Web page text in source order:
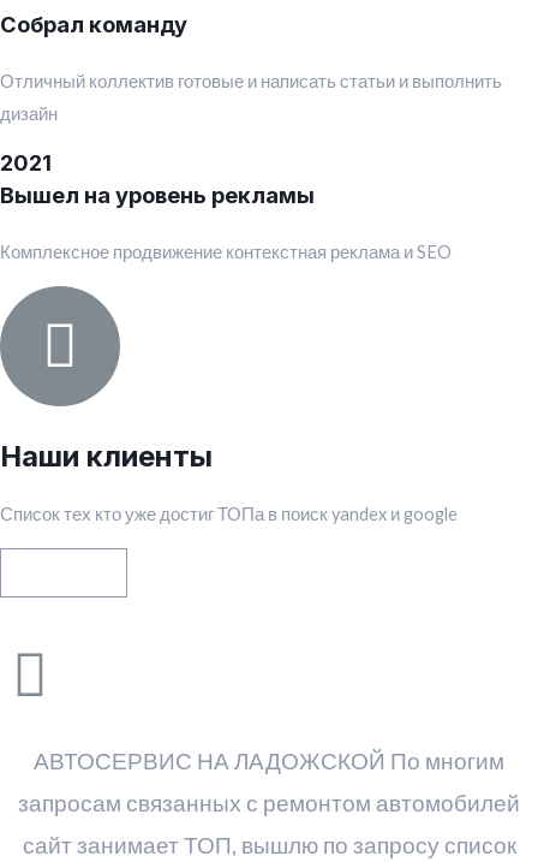
Собрал команду
Отличный коллектив готовые и написать статьи и выполнить
дизайн
2021
Вышел на уровень рекламы
Комплексное продвижение контекстная реклама и SEO
Наши клиенты
Список тех кто уже достиг ТОПа в поиск yandex и google
АВТОСЕРВИС НА ЛАДОЖСКОЙ По многим
запросам связанных с ремонтом автомобилей
сайт занимает ТОП, вышлю по запросу список